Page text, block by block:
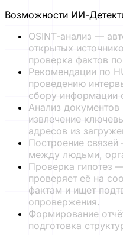
Возможности ИИ-
OSINT-анализ —
открытых
проверка фактов
Рекомендации по
проведению
сбору информации
Анализ
извлечение
адресов из
Построение
между людьми,
Проверка гипотез
проверяет её на
фактам и ищет
опровержения.
Формирование
подготовка